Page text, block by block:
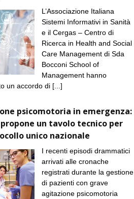
L’Associazione Italiana
Sistemi Informativi in Sanità
e il Cergas – Centro di
Ricerca in Health and Social
Care Management di Sda
Bocconi School of
Management hanno
un accordo di [...]
psicomotoria in emergenza:
un tavolo tecnico per
unico nazionale
I recenti episodi drammatici
arrivati alle cronache
registrati durante la gestione
di pazienti con grave
agitazione psicomotoria